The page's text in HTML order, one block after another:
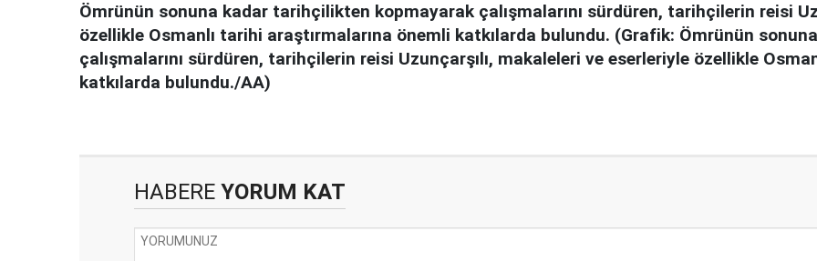
Ömrünün sonuna kadar tarihçilikten kopmayarak çalışmalarını sürdüren, tarihçilerin reisi
özellikle Osmanlı tarihi araştırmalarına önemli katkılarda bulundu. (Grafik: Ömrünün
çalışmalarını sürdüren, tarihçilerin reisi Uzunçarşılı, makaleleri ve eserleriyle özellikle
katkılarda bulundu./AA)
HABERE YORUM KAT